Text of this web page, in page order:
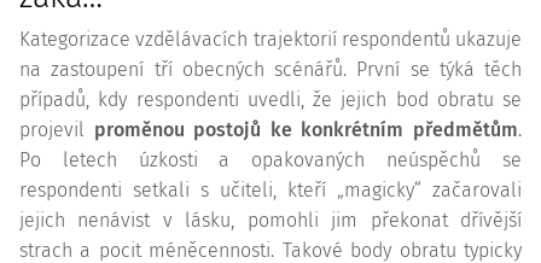
Kategorizace vzdělávacích trajektorií respondentů ukazuje
na zastoupení tří obecných scénářů. První se týká těch
případů, kdy respondenti uvedli, že jejich bod obratu se
projevil proměnou postojů ke konkrétním předmětům.
Po letech úzkosti a opakovaných neúspěchů se
respondenti setkali s učiteli, kteří „magicky“ začarovali
jejich nenávist v lásku, pomohli jim překonat dřívější
strach a pocit méněcennosti. Takové body obratu typicky